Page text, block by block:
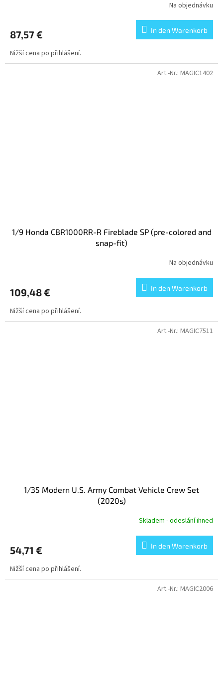
Na objednávku
87,57 € In den Warenkorb
Nižší cena po přihlášení.
1/9 Honda CBR1000RR-R Fireblade SP (pre-colored and
snap-fit)
Na objednávku
109,48 € In den Warenkorb
Nižší cena po přihlášení.
Art.-Nr.: MAGIC1402
1/35 Modern U.S. Army Combat Vehicle Crew Set
(2020s)
Skladem - odeslání ihned
54,71 € In den Warenkorb
Nižší cena po přihlášení.
Art.-Nr.: MAGIC7511
Art.-Nr.: MAGIC2006